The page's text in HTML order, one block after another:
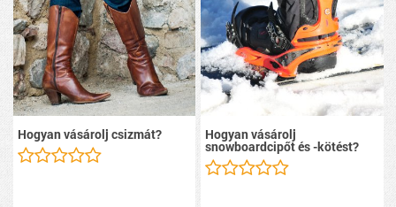
Hogyan vásárolj csizmát? Hogyan vásárolj
snowboardcipőt és -kötést?